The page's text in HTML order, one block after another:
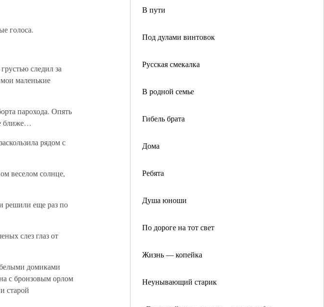
В пути
Под дулами винтовок
Русская смекалка
В родной семье
Гибель брата
Дома
Ребята
Душа юноши
По дороге на тот свет
Жизнь — копейка
Неунывающий старик
голоса.
следил за
маленькие
парохода. Опять
ближе…
рядом с
веселом солнце,
решили еще раз по
слез глаз от
домиками
с бронзовым орлом
старой